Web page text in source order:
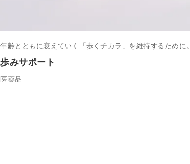
歩みサポート
年齢とともに衰えていく「歩くチカラ」を維持するために。
医薬品